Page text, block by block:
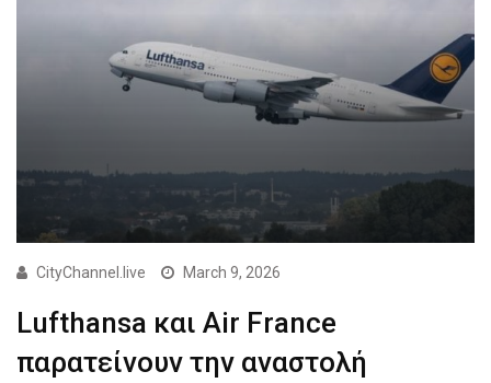
CityChannel.live March 9, 2026
Lufthansa και Air France
παρατείνουν την αναστολή